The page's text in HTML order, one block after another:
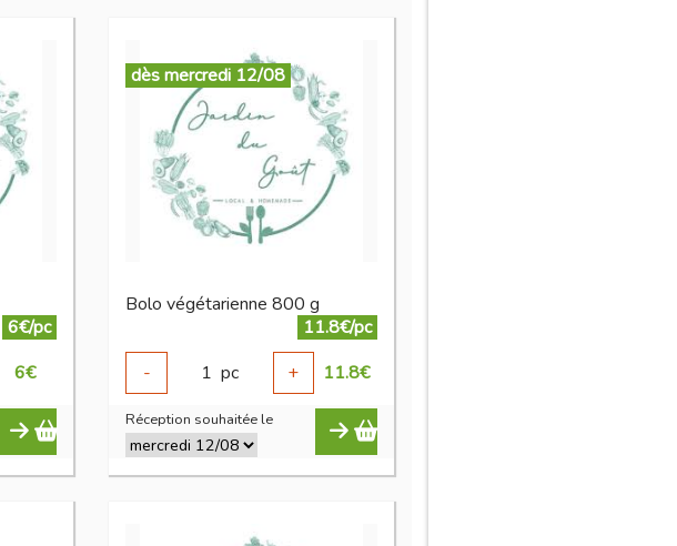
6€/pc
6€
dès mercredi 12/08
Bolo végétarienne 800 g
11.8€/pc
-
1 pc + 11.8€
Réception souhaitée le